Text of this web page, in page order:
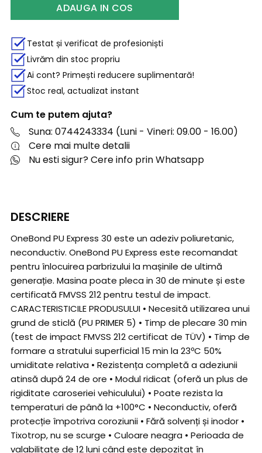
ADAUGA IN COS
Testat și verificat de profesioniști
Livrăm din stoc propriu
Ai cont? Primești reducere suplimentară!
Stoc real, actualizat instant
Cum te putem ajuta?
Suna: 0744243334 (Luni - Vineri: 09.00 - 16.00)
Cere mai multe detalii
Nu esti sigur? Cere info prin Whatsapp
DESCRIERE
OneBond PU Express 30 este un adeziv poliuretanic,
neconductiv. OneBond PU Express este recomandat
pentru înlocuirea parbrizului la mașinile de ultimă
generație. Masina poate pleca in 30 de minute și este
certificată FMVSS 212 pentru testul de impact.
CARACTERISTICILE PRODUSULUI • Necesită utilizarea unui
grund de sticlă (PU PRIMER 5) • Timp de plecare 30 min
(test de impact FMVSS 212 certificat de TÜV) • Timp de
formare a stratului superficial 15 min la 23ºC 50%
umiditate relativa • Rezistența completă a adeziunii
atinsă după 24 de ore • Modul ridicat (oferă un plus de
rigiditate caroseriei vehiculului) • Poate rezista la
temperaturi de până la +100°C • Neconductiv, oferă
protecție împotriva coroziunii • Fără solvenți și inodor •
Tixotrop, nu se scurge • Culoare neagra • Perioada de
valabilitate de 12 luni când este depozitat în